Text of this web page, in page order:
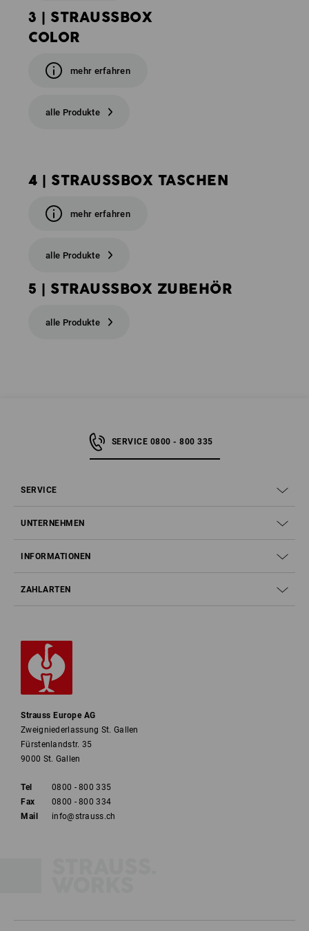
3 | STRAUSSBOX
COLOR
mehr erfahren
alle Produkte
4 | STRAUSSBOX TASCHEN
mehr erfahren
alle Produkte
5 | STRAUSSBOX ZUBEHÖR
alle Produkte
SERVICE 0800 - 800 335
SERVICE
UNTERNEHMEN
INFORMATIONEN
ZAHLARTEN
Strauss Europe AG
Zweigniederlassung St. Gallen
Fürstenlandstr. 35
9000 St. Gallen
Tel
0800 - 800 335
Fax
0800 - 800 334
Mail
info@strauss.ch